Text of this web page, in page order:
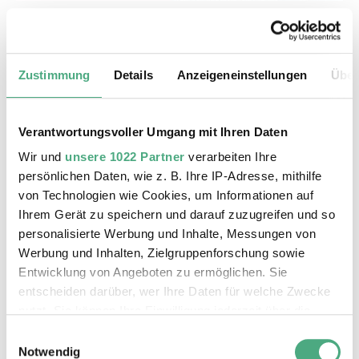
Zustimmung Details Anzeigeneinstellungen
Verantwortungsvoller Umgang mit Ihren Daten
Wir und unsere 1022 Partner verarbeiten Ihre
persönlichen Daten, wie z. B. Ihre IP-Adresse, mithilfe
von Technologien wie Cookies, um Informationen auf
Ihrem Gerät zu speichern und darauf zuzugreifen und so
personalisierte Werbung und Inhalte, Messungen von
Werbung und Inhalten, Zielgruppenforschung sowie
Entwicklung von Angeboten zu ermöglichen. Sie
entscheiden darüber, wer Ihre Daten für welche Zwecke
Trigger Symbol ändern oder widerrufen
Notwendig
ÖFFENTLICHE FÜHRUNG
Der Erzschrägaufzug der Völklinger Hütte mit
Copyright: Weltkulturerbe Völklinger Hütte | Karl
©
Das Weltkulturerbe Völklinger Hütte